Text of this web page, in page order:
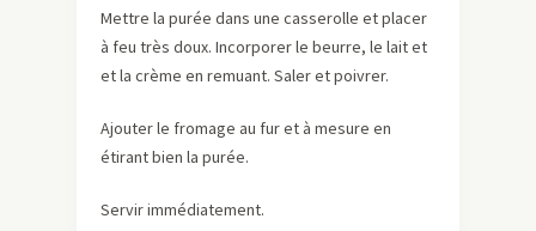
Mettre la purée dans une casserolle et placer
à feu très doux. Incorporer le beurre, le lait et
et la crème en remuant. Saler et poivrer.
Ajouter le fromage au fur et à mesure en
étirant bien la purée.
Servir immédiatement.